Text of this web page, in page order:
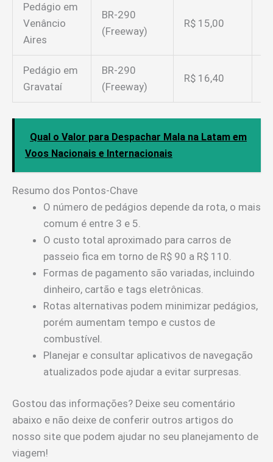
Pedágio em
Venâncio
Aires
BR-290
(Freeway)
R$ 15,00
Pedágio em
Gravataí
BR-290
(Freeway)
R$ 16,40
Qual o Valor para Despachar Mala na Latam em
Voos Nacionais e Internacionais
Resumo dos Pontos-Chave
O número de pedágios depende da rota, o mais
comum é entre 3 e 5.
O custo total aproximado para carros de
passeio fica em torno de R$ 90 a R$ 110.
Formas de pagamento são variadas, incluindo
dinheiro, cartão e tags eletrônicas.
Rotas alternativas podem minimizar pedágios,
porém aumentam tempo e custos de
combustível.
Planejar e consultar aplicativos de navegação
atualizados pode ajudar a evitar surpresas.
Gostou das informações? Deixe seu comentário
abaixo e não deixe de conferir outros artigos do
nosso site que podem ajudar no seu planejamento de
viagem!